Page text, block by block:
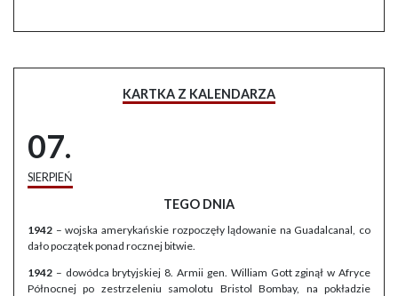
KARTKA Z KALENDARZA
07.
SIERPIEŃ
TEGO DNIA
1942 – wojska amerykańskie rozpoczęły lądowanie na Guadalcanal, co
dało początek ponad rocznej bitwie.
1942 – dowódca brytyjskiej 8. Armii gen. William Gott zginął w Afryce
Północnej po zestrzeleniu samolotu Bristol Bombay, na pokładzie